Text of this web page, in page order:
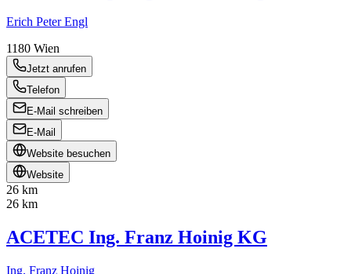
Erich Peter Engl
1180 Wien
Jetzt anrufen
Telefon
E-Mail schreiben
E-Mail
Website besuchen
Website
26 km
26 km
ACETEC Ing. Franz Hoinig KG
Ing. Franz Hoinig